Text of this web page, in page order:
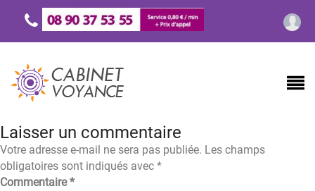
Laisser un commentaire
Votre adresse e-mail ne sera pas publiée. Les champs
obligatoires sont indiqués avec *
Commentaire*